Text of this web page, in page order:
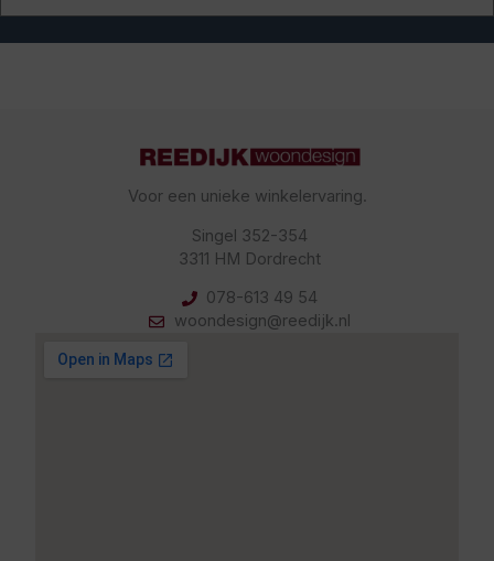
Voor een unieke winkelervaring.
Singel 352-354
3311 HM Dordrecht
078-613 49 54
woondesign@reedijk.nl